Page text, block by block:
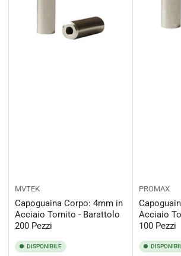
MVTEK
Capoguaina Corpo: 4mm in
Acciaio Tornito - Barattolo
200 Pezzi
DISPONIBILE
PROMAX
Acciaio
100 Pezzi